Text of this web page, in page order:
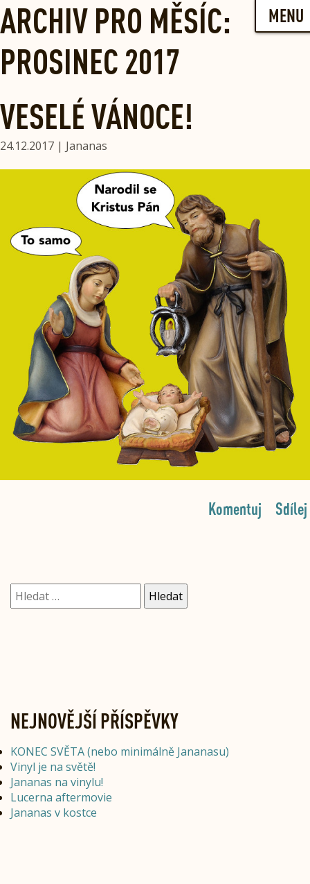
Skip
to
content
MENU
ARCHIV PRO MĚSÍC:
PROSINEC 2017
VESELÉ VÁNOCE!
24.12.2017 | Jananas
Sdílej
Komentuj
Vyhledávání
NEJNOVĚJŠÍ PŘÍSPĚVKY
KONEC SVĚTA (nebo minimálně Jananasu)
Vinyl je na světě!
Jananas na vinylu!
Lucerna aftermovie
Jananas v kostce